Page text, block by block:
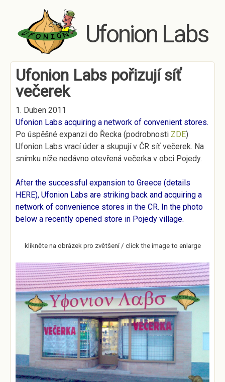
Skip to main content
Ufonion Labs
Ufonion Labs pořizují síť
večerek
1. Duben 2011
Ufonion Labs acquiring a network of convenient stores.
Po úspěšné expanzi do Řecka (podrobnosti ZDE)
Ufonion Labs vrací úder a skupují v ČR síť večerek. Na
snímku níže nedávno otevřená večerka v obci Pojedy.
After the successful expansion to Greece (details
HERE), Ufonion Labs are striking back and acquiring a
network of convenience stores in the CR. In the photo
below a recently opened store in Pojedy village.
klikněte na obrázek pro zvětšení / click the image to enlarge